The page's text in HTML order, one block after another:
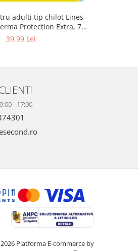
adulti tip chilot Lines
Protection Extra, 7
M, 14 bucati
39,99 Lei
- 17:00
Platforma E-commerce by